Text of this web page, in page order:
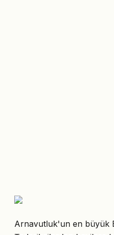
Arnavutluk'un en büyük